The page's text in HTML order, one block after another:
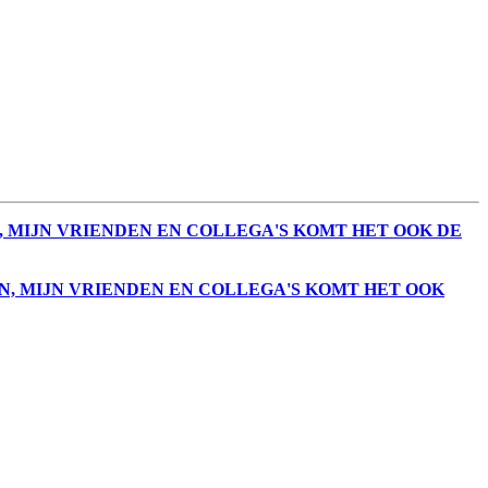
VRIENDEN EN COLLEGA'S KOMT HET OOK DE
MIJN VRIENDEN EN COLLEGA'S KOMT HET OOK